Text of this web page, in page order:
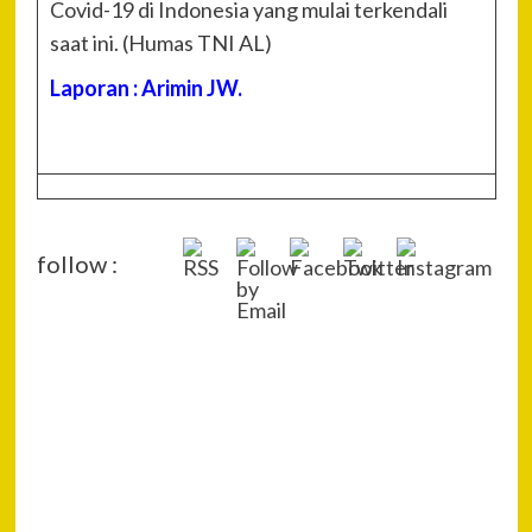
Covid-19 di Indonesia yang mulai terkendali
saat ini. (Humas TNI AL)
Laporan : Arimin JW.
follow :